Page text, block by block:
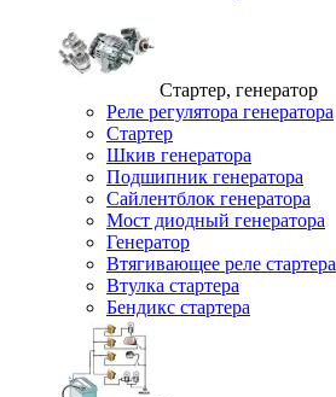
Стартер, генератор
Реле регулятора генератора
Стартер
Шкив генератора
Подшипник генератора
Сайлентблок генератора
Мост диодный генератора
Генератор
Втягивающее реле стартера
Втулка стартера
Бендикс стартера